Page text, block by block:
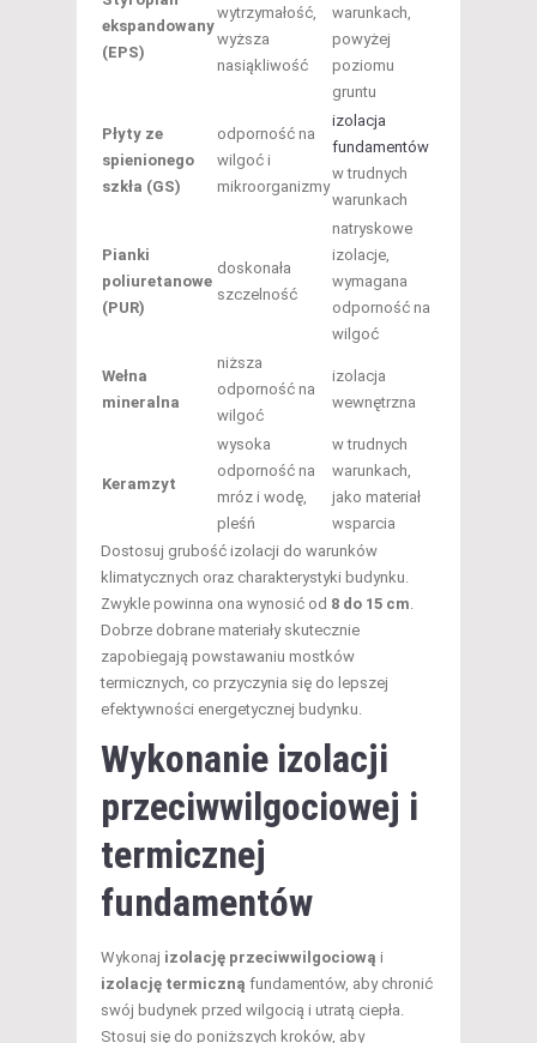
ekspandowany
(EPS)
wytrzymałość,
wyższa
nasiąkliwość
warunkach,
powyżej
poziomu
gruntu
Płyty ze
spienionego
szkła (GS)
odporność na
wilgoć i
mikroorganizmy
izolacja
fundamentów
w trudnych
warunkach
Pianki
poliuretanowe
(PUR)
doskonała
szczelność
natryskowe
izolacje,
wymagana
odporność na
wilgoć
Wełna
mineralna
niższa
odporność na
wilgoć
izolacja
wewnętrzna
Keramzyt
wysoka
odporność na
mróz i wodę,
pleśń
w trudnych
warunkach,
jako materiał
wsparcia
Dostosuj grubość izolacji do warunków
klimatycznych oraz charakterystyki budynku.
Zwykle powinna ona wynosić od 8 do 15 cm
Dobrze dobrane materiały skutecznie
zapobiegają powstawaniu mostków
termicznych, co przyczynia się do lepszej
efektywności energetycznej budynku.
Wykonanie izolacji
przeciwwilgociowej i
termicznej
fundamentów
Wykonaj izolację przeciwwilgociową i
izolację termiczną fundamentów, aby chronić
swój budynek przed wilgocią i utratą ciepła.
Stosuj się do poniższych kroków, aby